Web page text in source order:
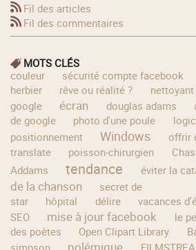
Fil des articles
Fil des commentaires
MOTS CLÉS
couleur
sécurité compte facebook
herbier
rêve ou réalité ? nettoyant
google
écran douglas adams
de google
photo d'une poule
positionnement
Windows offrir
translate
poisson-chirurgien
Chas
Addams
tendance éviter la
de la chanson
secret de
star
hôpital délire vacances
SEO
mise à jour facebook le
des poètes
Open Clipart Library
simpson